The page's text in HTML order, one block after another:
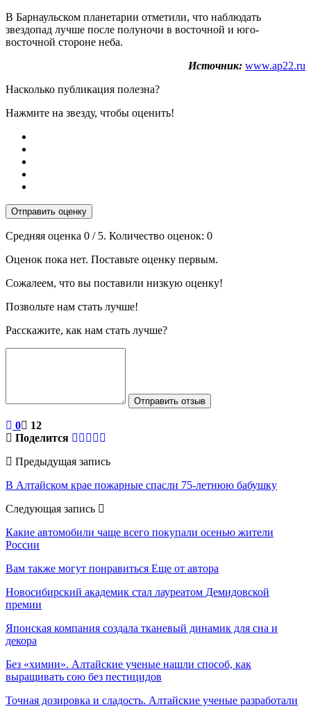
В Барнаульском планетарии отметили, что наблюдать
звездопад лучше после полуночи в восточной и юго-
восточной стороне неба.
Источник: www.ap22.ru
Насколько публикация полезна?
Нажмите на звезду, чтобы оценить!
Отправить оценку
Средняя оценка 0 / 5. Количество оценок: 0
Оценок пока нет. Поставьте оценку первым.
Сожалеем, что вы поставили низкую оценку!
Позвольте нам стать лучше!
Расскажите, как нам стать лучше?
Отправить отзыв
0
12
Поделится
Предыдущая запись
В Алтайском крае пожарные спасли 75-летнюю бабушку
Следующая запись
Какие автомобили чаще всего покупали осенью жители
России
Вам также могут понравиться Еще от автора
Новосибирский академик стал лауреатом Демидовской
премии
Японская компания создала тканевый динамик для сна и
декора
Без «химии». Алтайские ученые нашли способ, как
выращивать сою без пестицидов
Точная дозировка и сладость. Алтайские ученые разработали